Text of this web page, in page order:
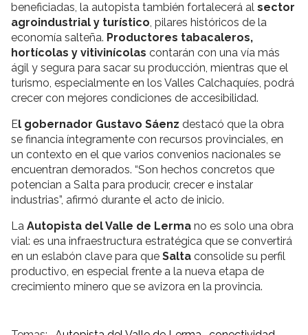
beneficiadas, la autopista también fortalecerá al sector
agroindustrial y turístico, pilares históricos de la
economía salteña. Productores tabacaleros,
hortícolas y vitivinícolas contarán con una vía más
ágil y segura para sacar su producción, mientras que el
turismo, especialmente en los Valles Calchaquíes, podrá
crecer con mejores condiciones de accesibilidad.
El gobernador Gustavo Sáenz destacó que la obra
se financia íntegramente con recursos provinciales, en
un contexto en el que varios convenios nacionales se
encuentran demorados. “Son hechos concretos que
potencian a Salta para producir, crecer e instalar
industrias”, afirmó durante el acto de inicio.
La Autopista del Valle de Lerma no es solo una obra
vial: es una infraestructura estratégica que se convertirá
en un eslabón clave para que Salta consolide su perfil
productivo, en especial frente a la nueva etapa de
crecimiento minero que se avizora en la provincia.